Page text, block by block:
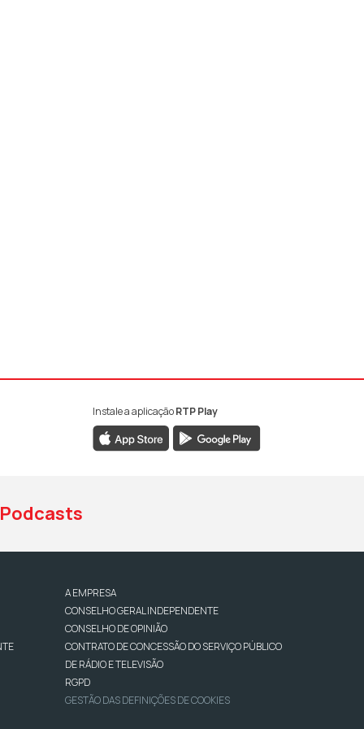
da RTP Antena 1
da RTP Antena 1
YouTube da RTP Antena 1
Instale a aplicaçãoRTP Play
Podcasts
A EMPRESA
CONSELHO GERAL INDEPENDENTE
CONSELHO DE OPINIÃO
CONTRATO DE CONCESSÃO DO SERVIÇO PÚBLICO
DE RÁDIO E TELEVISÃO
RGPD
GESTÃO DAS DEFINIÇÕES DE COOKIES